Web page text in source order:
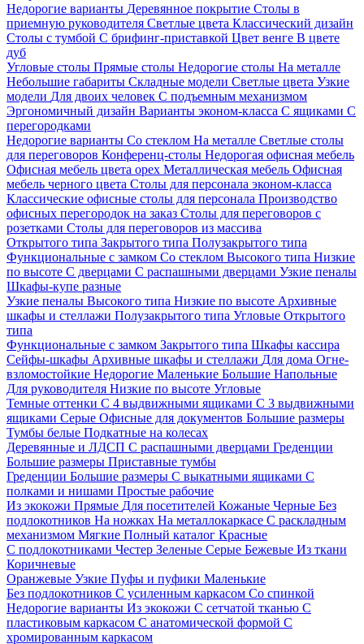
Недорогие варианты Деревянное покрытие Столы в
приемную руководителя Светлые цвета Классический дизайн
Столы с тумбой С брифинг-приставкой Цвет венге В цвете
дуб
Угловые столы Прямые столы Недорогие столы На металле
Небольшие габариты Складные модели Светлые цвета Узкие
модели Для двоих человек С подъемным механизмом
Эргономичный дизайн Варианты эконом-класса С ящиками С
перегородками
Недорогие варианты Со стеклом На металле Светлые столы
для переговоров Конференц-столы Недорогая офисная мебель
Офисная мебель цвета орех Металлическая мебель Офисная
мебель черного цвета Столы для персонала эконом-класса
Классические офисные столы для персонала Производство
офисных перегородок на заказ Столы для переговоров с
розетками Столы для переговоров из массива
Открытого типа Закрытого типа Полузакрытого типа
Функциональные с замком Со стеклом Высокого типа Низкие
по высоте С дверцами С распашными дверцами Узкие пеналы
Шкафы-купе разные
Узкие пеналы Высокого типа Низкие по высоте Архивные
шкафы и стеллажи Полузакрытого типа Угловые Открытого
типа
Функциональные с замком Закрытого типа Шкафы кассира
Сейфы-шкафы Архивные шкафы и стеллажи Для дома Огне-
взломостойкие Недорогие Маленькие Большие Напольные
Для руководителя Низкие по высоте Угловые
Темные оттенки С 4 выдвижными ящиками С 3 выдвижными
ящиками Серые Офисные для документов Большие размеры
Тумбы белые Подкатные на колесах
Деревянные и ЛДСП С распашными дверцами Греденции
Большие размеры Приставные тумбы
Греденции Большие размеры С выкатными ящиками С
полками и нишами Простые рабочие
Из экокожи Прямые Для посетителей Кожаные Черные Без
подлокотников На ножках На металлокаркасе С раскладным
механизмом Мягкие Полный каталог Красные
С подлокотниками Честер Зеленые Серые Бежевые Из ткани
Коричневые
Оранжевые Узкие Пуфы и пуфики Маленькие
Без подлокотников С усиленным каркасом Со спинкой
Недорогие варианты Из экокожи С сетчатой тканью С
пластиковым каркасом С анатомической формой С
хромированным каркасом